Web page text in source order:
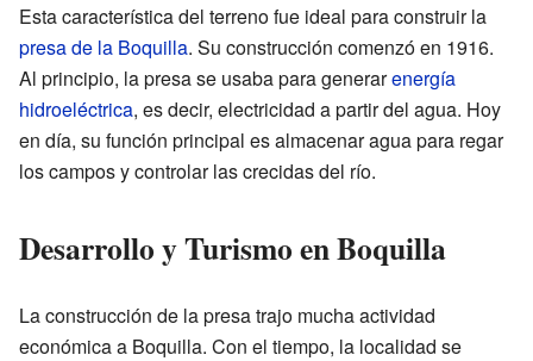
Esta característica del terreno fue ideal para construir la
presa de la Boquilla. Su construcción comenzó en 1916.
Al principio, la presa se usaba para generarenergía
hidroeléctrica, es decir, electricidad a partir del agua. Hoy
en día, su función principal es almacenar agua para regar
los campos y controlar las crecidas del río.
Desarrollo y Turismo en Boquilla
La construcción de la presa trajo mucha actividad
económica a Boquilla. Con el tiempo, la localidad se